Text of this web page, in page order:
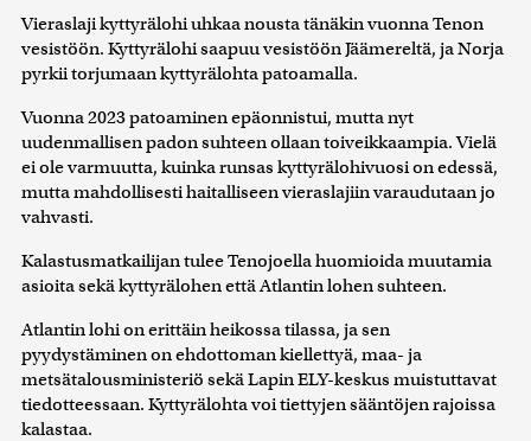
Vieraslaji kyttyrälohi uhkaa nousta tänäkin vuonna Tenon
vesistöön. Kyttyrälohi saapuu vesistöön Jäämereltä, ja Norja
pyrkii torjumaan kyttyrälohta patoamalla.
Vuonna 2023 patoaminen epäonnistui, mutta nyt
uudenmallisen padon suhteen ollaan toiveikkaampia. Vielä
ei ole varmuutta, kuinka runsas kyttyrälohivuosi on edessä,
mutta mahdollisesti haitalliseen vieraslajiin varaudutaan jo
vahvasti.
Kalastusmatkailijan tulee Tenojoella huomioida muutamia
asioita sekä kyttyrälohen että Atlantin lohen suhteen.
Atlantin lohi on erittäin heikossa tilassa, ja sen
pyydystäminen on ehdottoman kiellettyä, maa- ja
metsätalousministeriö sekä Lapin ELY-keskus muistuttavat
tiedotteessaan. Kyttyrälohta voi tiettyjen sääntöjen rajoissa
kalastaa.